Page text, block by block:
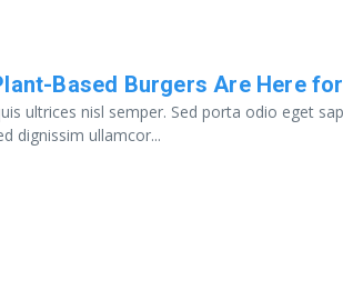
Based Burgers Are Here
ultrices nisl semper. Sed porta odio eget
dignissim ullamcor...